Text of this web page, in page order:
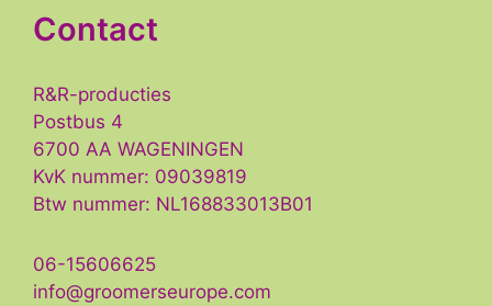
Contact
R&R-producties
Postbus 4
6700 AA WAGENINGEN
KvK nummer: 09039819
Btw nummer: NL168833013B01
06-15606625
info@groomerseurope.com